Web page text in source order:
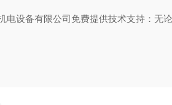
电设备有限公司免费提供技术支持：无